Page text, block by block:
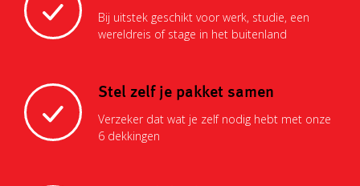
Bij uitstek geschikt voor werk, studie, een
wereldreis of stage in het buitenland
Stel zelf je pakket samen
Verzeker dat wat je zelf nodig hebt met onze
6 dekkingen